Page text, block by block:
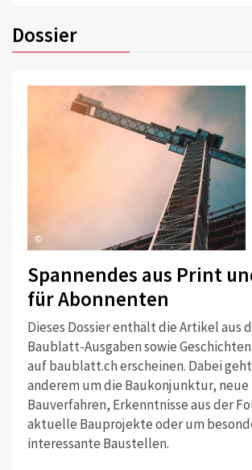
Dossier
©
Spannendes aus Print
für Abonnenten
Dieses Dossier enthält die Artikel aus
Baublatt-Ausgaben sowie
auf baublatt.ch erscheinen. Dabei
anderem um die Baukonjunktur, neue
Bauverfahren, Erkenntnisse aus der
aktuelle Bauprojekte oder um
interessante Baustellen.